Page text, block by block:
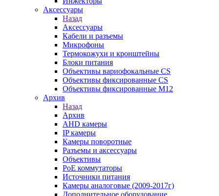
Аксессуары
Назад
Аксессуары
Кабели и разъемы
Микрофоны
Термокожухи и кронштейны
Блоки питания
Объективы вариофокальные CS
Объективы фиксированные CS
Объективы фиксированные М12
Архив
Назад
Архив
AHD камеры
IP камеры
Камеры поворотные
Разъемы и аксессуары
Объективы
PoE коммутаторы
Источники питания
Камеры аналоговые (2009-2017г)
Дополнительное оборудование